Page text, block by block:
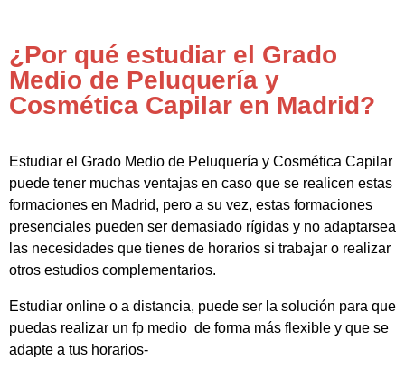
¿Por qué estudiar el Grado
Medio de Peluquería y
Cosmética Capilar en Madrid?
Estudiar el Grado Medio de Peluquería y Cosmética Capilar
puede tener muchas ventajas en caso que se realicen estas
formaciones en Madrid, pero a su vez, estas formaciones
presenciales pueden ser demasiado rígidas y no adaptarsea
las necesidades que tienes de horarios si trabajar o realizar
otros estudios complementarios.
Estudiar online o a distancia, puede ser la solución para que
puedas realizar un fp medio de forma más flexible y que se
adapte a tus horarios-